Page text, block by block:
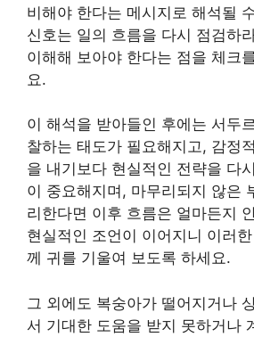
비해야 한다는 메시지로 해석될
신호는 일의 흐름을 다시 점검하
이해해 보아야 한다는 점을 체크
요.
이 해석을 받아들인 후에는 서두
찰하는 태도가 필요해지고, 감정
을 내기보다 현실적인 전략을 다
이 중요해지며, 마무리되지 않은
리한다면 이후 흐름은 얼마든지
현실적인 조언이 이어지니 이러
께 귀를 기울여 보도록 하세요.
그 외에도 복숭아가 떨어지거나
서 기대한 도움을 받지 못하거나